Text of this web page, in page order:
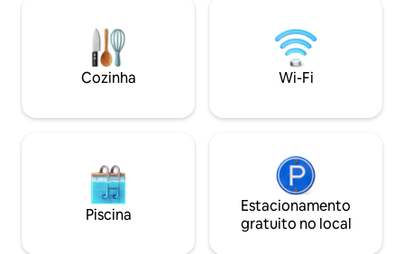
romântica • Fins de semana em família •
desintoxicação digital • um aniversário
aconchegante • sessões de fotos e
conteúdo
para o café da
encontrará
para a montanha,
churrasco e um
Cozinha Wi-Fi
Piscina
Estacionamento
gratuito no local